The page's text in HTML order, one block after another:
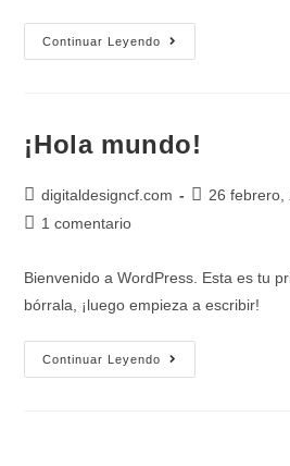
Continuar Leyendo
¡Hola mundo!
digitaldesigncf.com 26 febrero,
1 comentario
Bienvenido a WordPress. Esta es tu
bórrala, ¡luego empieza a escribir!
Continuar Leyendo